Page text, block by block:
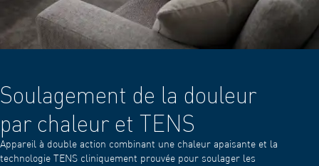
Soulagement de la douleur
par chaleur et TENS
Appareil à double action combinant une chaleur apaisante et la
technologie TENS cliniquement prouvée pour soulager les